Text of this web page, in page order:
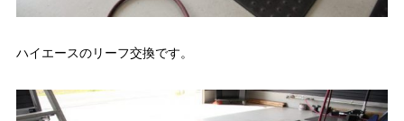
ハイエースのリーフ交換です。